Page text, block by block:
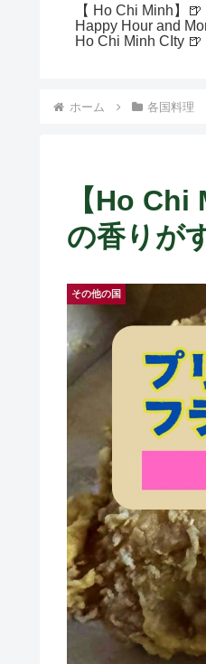
【 Ho Chi Minh】🍺
Happy Hour and
Ho Chi Minh CIty 🍺
ホーム 各国料理
【Ho
の香りが
その他の国